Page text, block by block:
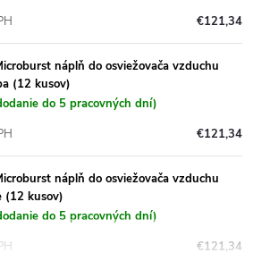
€121,34
náplň do osviežovača vzduchu
(12 kusov)
do 5 pracovných dní)
€121,34
náplň do osviežovača vzduchu
(12 kusov)
do 5 pracovných dní)
€121,34